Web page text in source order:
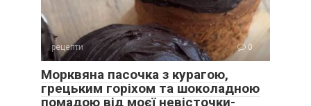
рецепти 0
Морквяна пасочка з курагою,
грецьким горіхом та шоколадною
помадою від моєї невісточки-